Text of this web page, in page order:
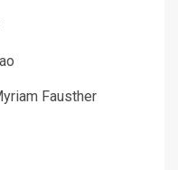
Fausther